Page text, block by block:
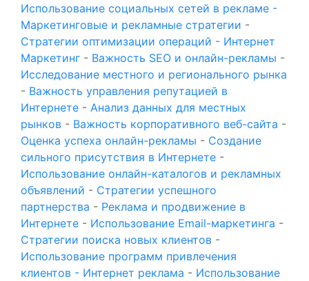
Использование социальных сетей в рекламе -
Маркетинговые и рекламные стратегии -
Стратегии оптимизации операций - Интернет
Маркетинг - Важность SEO и онлайн-рекламы -
Исследование местного и регионального рынка
- Важность управления репутацией в
Интернете - Анализ данных для местных
рынков - Важность корпоративного веб-сайта -
Оценка успеха онлайн-рекламы - Создание
сильного присутствия в Интернете -
Использование онлайн-каталогов и рекламных
объявлений - Стратегии успешного
партнерства - Реклама и продвижение в
Интернете - Использование Email-маркетинга -
Стратегии поиска новых клиентов -
Использование программ привлечения
клиентов - Интернет реклама - Использование